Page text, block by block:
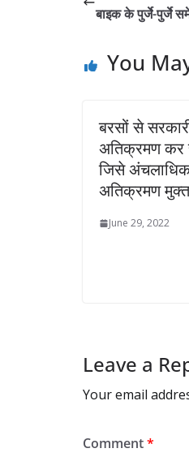
बाइक के पुर्जे-पुर्जे
You
बरसों से
अतिक्रमण कर
जिसे
अतिक्रमण मुक्त
June 29, 2022
Leave a
Your email
Comment*